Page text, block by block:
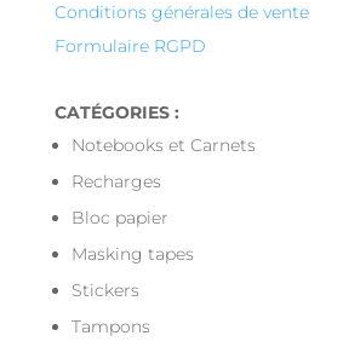
Conditions générales de vente
Formulaire RGPD
CATÉGORIES :
Notebooks et Carnets
Recharges
Bloc papier
Masking tapes
Stickers
Tampons